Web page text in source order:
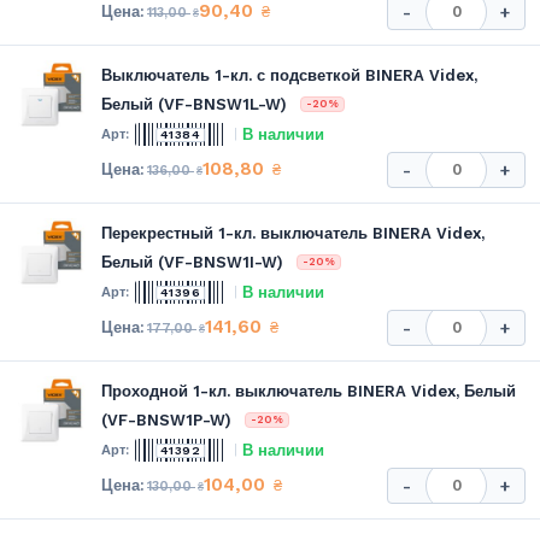
113,00₴90,40 ₴ - +
Выключатель 1-кл. с подсветкой BINERA Videx,
Белый (VF-BNSW1L-W)
-20%
41384 В наличии
136,00₴108,80 ₴ - +
Перекрестный 1-кл. выключатель BINERA Videx,
Белый (VF-BNSW1I-W)
-20%
41396 В наличии
177,00₴141,60 ₴ - +
Проходной 1-кл. выключатель BINERA Videx, Белый
(VF-BNSW1P-W)
-20%
41392 В наличии
130,00₴104,00 ₴ - +